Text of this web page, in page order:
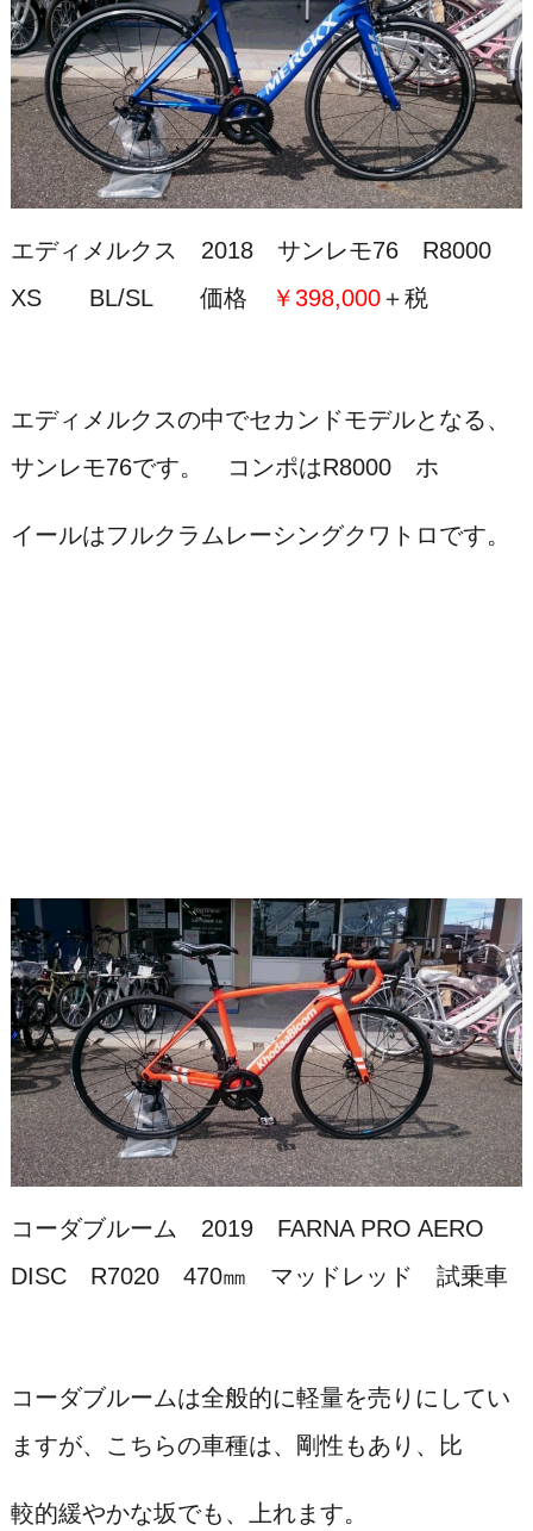
エディメルクス 2018 サンレモ76 R8000
XS BL/SL 価格
￥398,000＋税
エディメルクスの中でセカンドモデルとなる、
サンレモ76です。 コンポはR8000 ホ
イールはフルクラムレーシングクワトロです。
コーダブルーム 2019 FARNA PRO AERO
DISC R7020 470㎜ マッドレッド 試乗車
コーダブルームは全般的に軽量を売りにしてい
ますが、こちらの車種は、剛性もあり、比
較的緩やかな坂でも、上れます。